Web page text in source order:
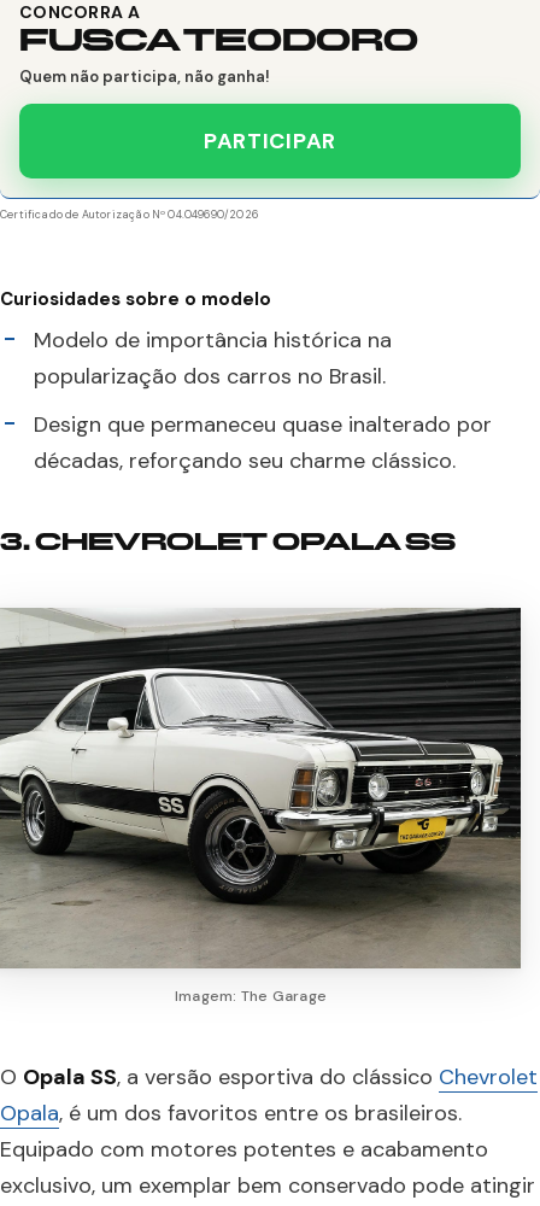
CONCORRA A
FUSCA TEODORO
Quem não participa, não ganha!
PARTICIPAR
Certificado de Autorização Nº 04.049690/2026
Curiosidades sobre o modelo
Modelo de importância histórica na
popularização dos carros no Brasil.
Design que permaneceu quase inalterado por
décadas, reforçando seu charme clássico.
3. CHEVROLET OPALA SS
Imagem: The Garage
O Opala SS, a versão esportiva do clássico Chevrolet
Opala, é um dos favoritos entre os brasileiros.
Equipado com motores potentes e acabamento
exclusivo, um exemplar bem conservado pode atingir